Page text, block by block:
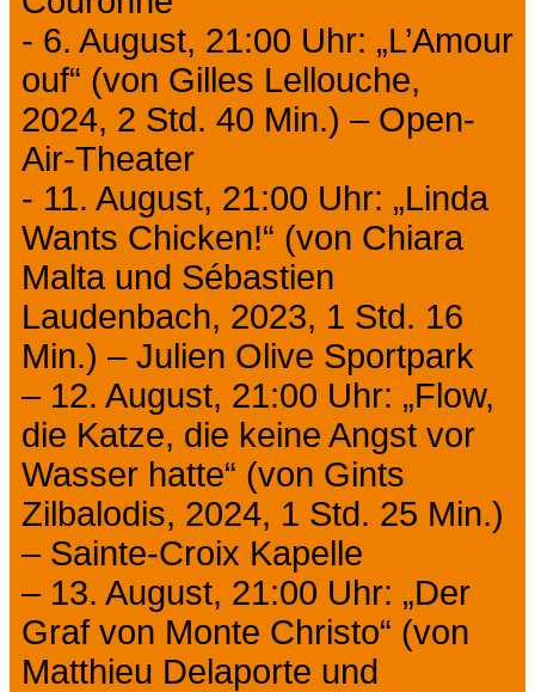
- 6. August, 21:00 Uhr: „L’Amour
ouf“ (von Gilles Lellouche,
2024, 2 Std. 40 Min.) – Open-
Air-Theater
- 11. August, 21:00 Uhr: „Linda
Wants Chicken!“ (von Chiara
Malta und Sébastien
Laudenbach, 2023, 1 Std. 16
Min.) – Julien Olive Sportpark
– 12. August, 21:00 Uhr: „Flow,
die Katze, die keine Angst vor
Wasser hatte“ (von Gints
Zilbalodis, 2024, 1 Std. 25 Min.)
– Sainte-Croix Kapelle
– 13. August, 21:00 Uhr: „Der
Graf von Monte Christo“ (von
Matthieu Delaporte und